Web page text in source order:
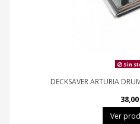
Sin
DECKSAVER ARTURIA
Ver